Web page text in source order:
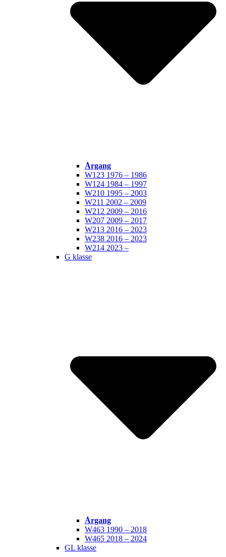
Årgang
W123 1976 – 1986
W124 1984 – 1997
W210 1995 – 2003
W211 2002 – 2009
W212 2009 – 2016
W207 2009 – 2017
W213 2016 – 2023
W238 2016 – 2023
W214 2023 –
G klasse
Årgang
W463 1990 – 2018
W465 2018 – 2024
GL klasse